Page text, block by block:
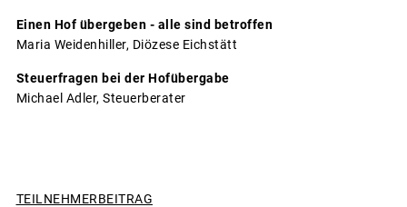
Einen Hof übergeben - alle sind betroffen
Maria Weidenhiller, Diözese Eichstätt
Steuerfragen bei der Hofübergabe
Michael Adler, Steuerberater
TEILNEHMERBEITRAG